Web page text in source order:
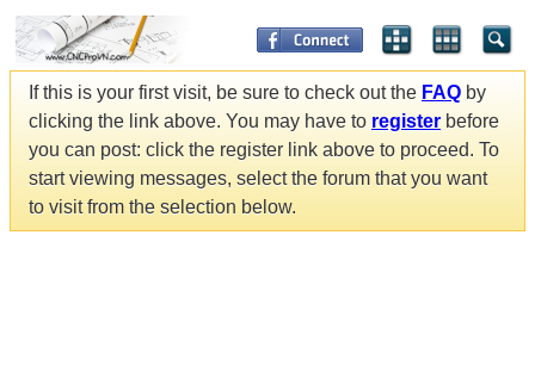
If this is your first visit, be sure to check out the FAQ by
clicking the link above. You may have to register before
you can post: click the register link above to proceed. To
start viewing messages, select the forum that you want
to visit from the selection below.